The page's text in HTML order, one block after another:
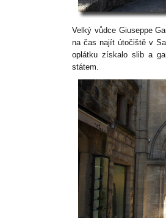
Velký vůdce Giuseppe
na čas najít útočiště v
oplátku získalo slib a
státem.